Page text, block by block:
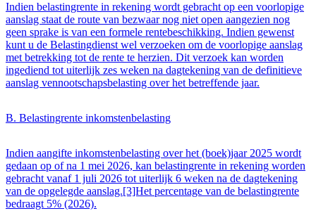
Indien belastingrente in rekening wordt gebracht op een voorlopige
aanslag staat de route van bezwaar nog niet open aangezien nog
geen sprake is van een formele rentebeschikking. Indien gewenst
kunt u de Belastingdienst wel verzoeken om de voorlopige aanslag
met betrekking tot de rente te herzien. Dit verzoek kan worden
ingediend tot uiterlijk zes weken na dagtekening van de definitieve
aanslag vennootschapsbelasting over het betreffende jaar.
B. Belastingrente inkomstenbelasting
Indien aangifte inkomstenbelasting over het (boek)jaar 2025 wordt
gedaan op of na 1 mei 2026, kan belastingrente in rekening worden
gebracht vanaf 1 juli 2026 tot uiterlijk 6 weken na de dagtekening
van de opgelegde aanslag.[3]Het percentage van de belastingrente
bedraagt 5% (2026).